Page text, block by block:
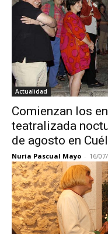
Actualidad
Comienzan los
teatralizada
de agosto en
Nuria Pascual Mayo - 16/